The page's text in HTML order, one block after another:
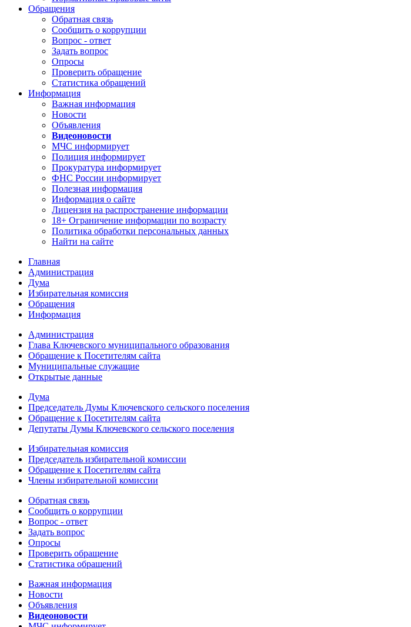
Обращения
Обратная связь
Сообщить о коррупции
Вопрос - ответ
Задать вопрос
Опросы
Проверить обращение
Статистика обращений
Информация
Важная информация
Новости
Объявления
Видеоновости
МЧС информирует
Полиция информирует
Прокуратура информирует
ФНС России информирует
Полезная информация
Информация о сайте
Лицензия на распространение информации
18+ Ограничение информации по возрасту
Политика обработки персональных данных
Найти на сайте
Главная
Администрация
Дума
Избирательная комиссия
Обращения
Информация
Администрация
Глава Ключевского муниципального образования
Обращение к Посетителям сайта
Муниципальные служащие
Открытые данные
Дума
Председатель Думы Ключевского сельского поселения
Обращение к Посетителям сайта
Депутаты Думы Ключевского сельского поселения
Избирательная комиссия
Председатель избирательной комиссии
Обращение к Посетителям сайта
Члены избирательной комиссии
Обратная связь
Сообщить о коррупции
Вопрос - ответ
Задать вопрос
Опросы
Проверить обращение
Статистика обращений
Важная информация
Новости
Объявления
Видеоновости